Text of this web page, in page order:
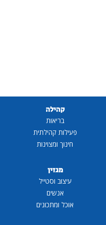
קהילה
בריאות
פעילות קהילתית
חינוך ומצוינות
מגזין
עיצוב וסטייל
אנשים
אוכל ומתכונים